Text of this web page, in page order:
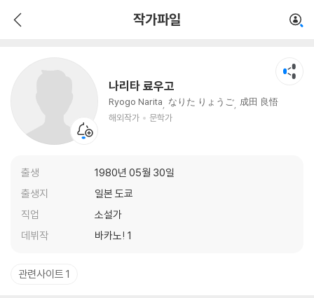
작가파일
나리타 료우고
Ryogo Narita なりた りょうご 成田 良悟
해외작가
문학가
출생
1980년 05월 30일
출생지
일본 도쿄
직업
소설가
데뷔작
바카노! 1
관련사이트 1